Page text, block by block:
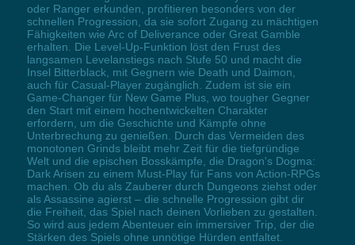
oder Ranger erkunden, profitieren besonders von der
schnellen Progression, da sie sofort Zugang zu mächtigen
Fähigkeiten wie Arc of Deliverance oder Great Gamble
erhalten. Die Level-Up-Funktion löst den Frust des
langsamen Levelanstiegs nach Stufe 50 und macht die
Insel Bitterblack, mit Gegnern wie Death und Daimon,
auch für Casual-Player zugänglich. Zudem ist sie ein
Game-Changer für New Game Plus, wo tougher Gegner
den Start mit einem hochentwickelten Charakter
erfordern, um die Geschichte und Kämpfe ohne
Unterbrechung zu genießen. Durch das Vermeiden des
monotonen Grinds bleibt mehr Zeit für die tiefgründige
Welt und die epischen Bosskämpfe, die Dragon's Dogma:
Dark Arisen zu einem Must-Play für Fans von Action-RPGs
machen. Ob du als Zauberer durch Dungeons ziehst oder
als Assassine agierst – die schnelle Progression gibt dir
die Freiheit, das Spiel nach deinen Vorlieben zu gestalten.
So wird aus jedem Abenteuer ein immersiver Trip, der die
Stärken des Spiels ohne unnötige Hürden entfaltet.